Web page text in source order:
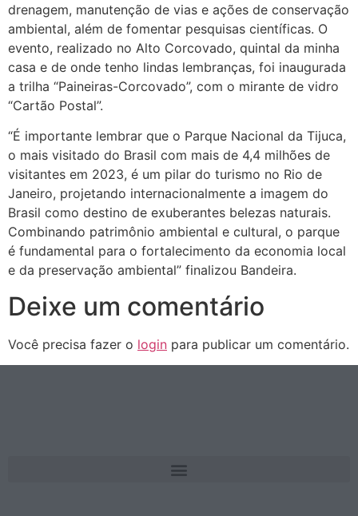
drenagem, manutenção de vias e ações de conservação
ambiental, além de fomentar pesquisas científicas. O
evento, realizado no Alto Corcovado, quintal da minha
casa e de onde tenho lindas lembranças, foi inaugurada
a trilha “Paineiras-Corcovado”, com o mirante de vidro
“Cartão Postal”.
“É importante lembrar que o Parque Nacional da Tijuca,
o mais visitado do Brasil com mais de 4,4 milhões de
visitantes em 2023, é um pilar do turismo no Rio de
Janeiro, projetando internacionalmente a imagem do
Brasil como destino de exuberantes belezas naturais.
Combinando patrimônio ambiental e cultural, o parque
é fundamental para o fortalecimento da economia local
e da preservação ambiental” finalizou Bandeira.
Deixe um comentário
Você precisa fazer o login para publicar um comentário.